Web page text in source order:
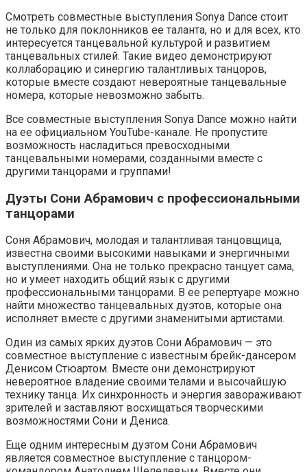
Смотреть совместные выступления Sonya Dance стоит
не только для поклонников ее таланта, но и для всех, кто
интересуется танцевальной культурой и развитием
танцевальных стилей. Такие видео демонстрируют
коллаборацию и синергию талантливых танцоров,
которые вместе создают невероятные танцевальные
номера, которые невозможно забыть.
Все совместные выступления Sonya Dance можно найти
на ее официальном YouTube-канале. Не пропустите
возможность насладиться превосходными
танцевальными номерами, созданными вместе с
другими танцорами и группами!
Дуэты Сони Абрамович с профессиональными
танцорами
Соня Абрамович, молодая и талантливая танцовщица,
известна своими высокими навыками и энергичными
выступлениями. Она не только прекрасно танцует сама,
но и умеет находить общий язык с другими
профессиональными танцорами. В ее репертуаре можно
найти множество танцевальных дуэтов, которые она
исполняет вместе с другими знаменитыми артистами.
Один из самых ярких дуэтов Сони Абрамович — это
совместное выступление с известным брейк-дансером
Денисом Стюартом. Вместе они демонстрируют
невероятное владение своими телами и высочайшую
технику танца. Их синхронность и энергия завораживают
зрителей и заставляют восхищаться творческими
возможностями Сони и Дениса.
Еще одним интересным дуэтом Сони Абрамович
является совместное выступление с танцором-